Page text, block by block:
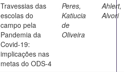
Travessias das
escolas do
campo pela
Pandemia da
Covid-19:
implicações nas
metas do ODS-4
Peres,
Katiucia
de
Oliveira
Ahlert,
Alvori